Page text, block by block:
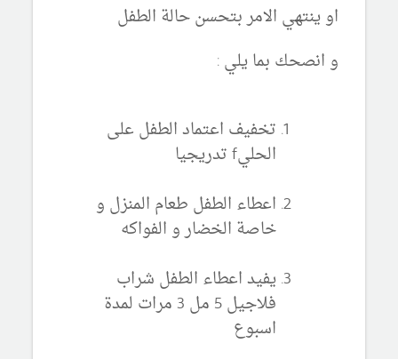
او ينتهي الامر بتحسن حالة الطفل
و انصحك بما يلي :
تخفيف اعتماد الطفل على
الحليf تدريجيا
اعطاء الطفل طعام المنزل و
خاصة الخضار و الفواكه
يفيد اعطاء الطفل شراب
فلاجيل 5 مل 3 مرات لمدة
اسبوع